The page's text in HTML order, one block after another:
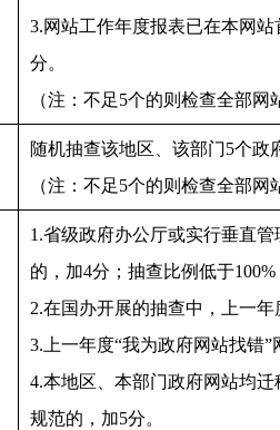
3.网站工作年度报表已在本网
分。
（注：不足5个的则检查全部网
随机抽查该地区、该部门5个
（注：不足5个的则检查全部网
1.省级政府办公厅或实行垂直
的，加4分；抽查比例低于
2.在国办开展的抽查中，上一
3.上一年度“我为政府网站找错
4.本地区、本部门政府网站均
规范的，加5分。